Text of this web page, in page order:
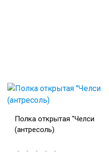
Полка открытая "Челси
(антресоль)